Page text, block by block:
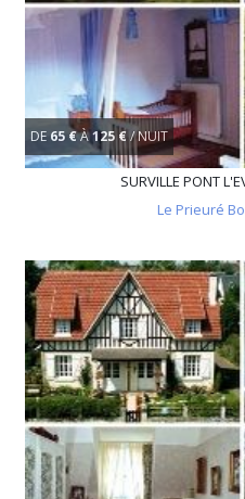
DE 65 €À125 €/ NUIT
SURVILLE PONT
Le Prieuré